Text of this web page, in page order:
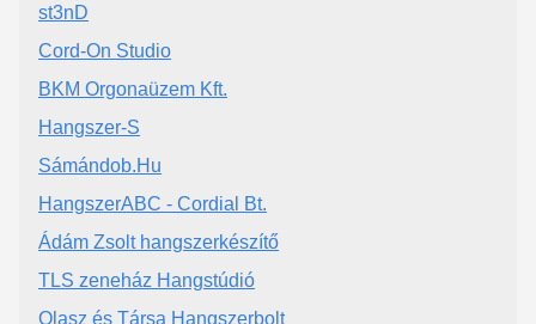
st3nD
Cord-On Studio
BKM Orgonaüzem Kft.
Hangszer-S
Sámándob.Hu
HangszerABC - Cordial Bt.
Ádám Zsolt hangszerkészítő
TLS zeneház Hangstúdió
Olasz és Társa Hangszerbolt